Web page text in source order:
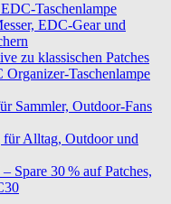
Taschenlampe
EDC-Gear und
zu klassischen Patches
Taschenlampe
Sammler, Outdoor-Fans
Alltag, Outdoor und
30 % auf Patches,